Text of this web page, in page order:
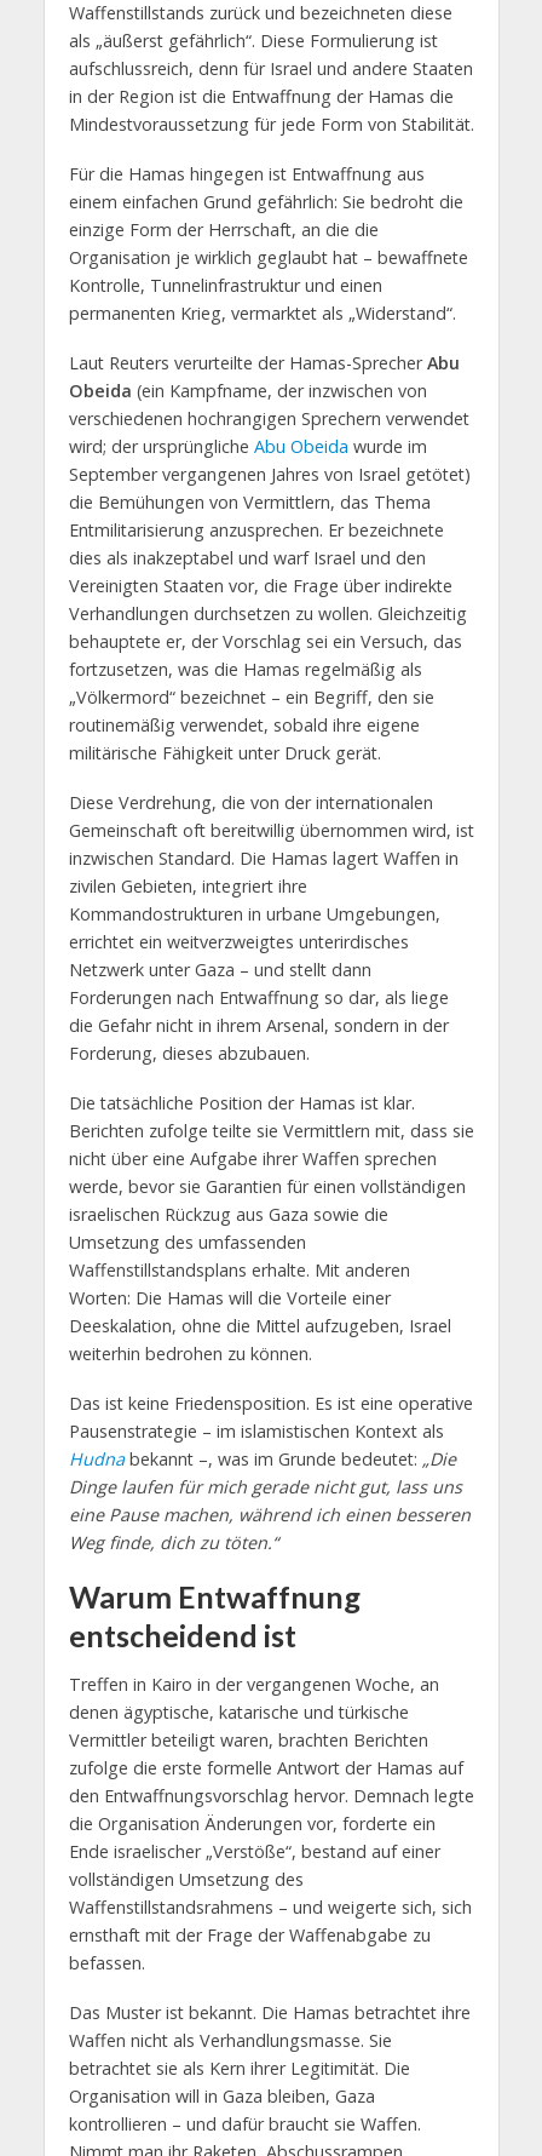
Waffenstillstands zurück und bezeichneten diese
als „äußerst gefährlich“. Diese Formulierung ist
aufschlussreich, denn für Israel und andere Staaten
in der Region ist die Entwaffnung der Hamas die
Mindestvoraussetzung für jede Form von Stabilität.
Für die Hamas hingegen ist Entwaffnung aus
einem einfachen Grund gefährlich: Sie bedroht die
einzige Form der Herrschaft, an die die
Organisation je wirklich geglaubt hat – bewaffnete
Kontrolle, Tunnelinfrastruktur und einen
permanenten Krieg, vermarktet als „Widerstand“.
Laut Reuters verurteilte der Hamas-SprecherAbu
Obeida (ein Kampfname, der inzwischen von
verschiedenen hochrangigen Sprechern verwendet
wird; der ursprüngliche Abu Obeida wurde im
September vergangenen Jahres von Israel getötet)
die Bemühungen von Vermittlern, das Thema
Entmilitarisierung anzusprechen. Er bezeichnete
dies als inakzeptabel und warf Israel und den
Vereinigten Staaten vor, die Frage über indirekte
Verhandlungen durchsetzen zu wollen. Gleichzeitig
behauptete er, der Vorschlag sei ein Versuch, das
fortzusetzen, was die Hamas regelmäßig als
„Völkermord“ bezeichnet – ein Begriff, den sie
routinemäßig verwendet, sobald ihre eigene
militärische Fähigkeit unter Druck gerät.
Diese Verdrehung, die von der internationalen
Gemeinschaft oft bereitwillig übernommen wird, ist
inzwischen Standard. Die Hamas lagert Waffen in
zivilen Gebieten, integriert ihre
Kommandostrukturen in urbane Umgebungen,
errichtet ein weitverzweigtes unterirdisches
Netzwerk unter Gaza – und stellt dann
Forderungen nach Entwaffnung so dar, als liege
die Gefahr nicht in ihrem Arsenal, sondern in der
Forderung, dieses abzubauen.
Die tatsächliche Position der Hamas ist klar.
Berichten zufolge teilte sie Vermittlern mit, dass sie
nicht über eine Aufgabe ihrer Waffen sprechen
werde, bevor sie Garantien für einen vollständigen
israelischen Rückzug aus Gaza sowie die
Umsetzung des umfassenden
Waffenstillstandsplans erhalte. Mit anderen
Worten: Die Hamas will die Vorteile einer
Deeskalation, ohne die Mittel aufzugeben, Israel
weiterhin bedrohen zu können.
Das ist keine Friedensposition. Es ist eine operative
Pausenstrategie – im islamistischen Kontext als
Hudna bekannt –, was im Grunde bedeutet: „Die
Dinge laufen für mich gerade nicht gut, lass uns
eine Pause machen, während ich einen besseren
Weg finde, dich zu töten.“
Warum Entwaffnung
entscheidend ist
Treffen in Kairo in der vergangenen Woche, an
denen ägyptische, katarische und türkische
Vermittler beteiligt waren, brachten Berichten
zufolge die erste formelle Antwort der Hamas auf
den Entwaffnungsvorschlag hervor. Demnach legte
die Organisation Änderungen vor, forderte ein
Ende israelischer „Verstöße“, bestand auf einer
vollständigen Umsetzung des
Waffenstillstandsrahmens – und weigerte sich, sich
ernsthaft mit der Frage der Waffenabgabe zu
befassen.
Das Muster ist bekannt. Die Hamas betrachtet ihre
Waffen nicht als Verhandlungsmasse. Sie
betrachtet sie als Kern ihrer Legitimität. Die
Organisation will in Gaza bleiben, Gaza
kontrollieren – und dafür braucht sie Waffen.